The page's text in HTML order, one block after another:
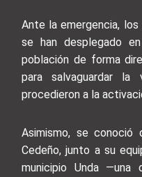
Ante la emergencia,
se han desplegado
población de forma
para salvaguardar la
procedieron a la
Asimismo, se conoció
Cedeño, junto a su
municipio Unda